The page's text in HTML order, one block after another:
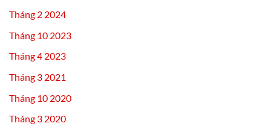
Tháng 2 2024
Tháng 10 2023
Tháng 4 2023
Tháng 3 2021
Tháng 10 2020
Tháng 3 2020